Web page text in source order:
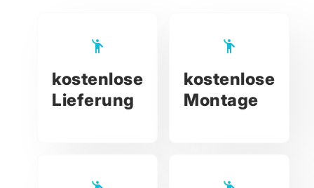
kostenlose
Lieferung
kostenlose
Montage